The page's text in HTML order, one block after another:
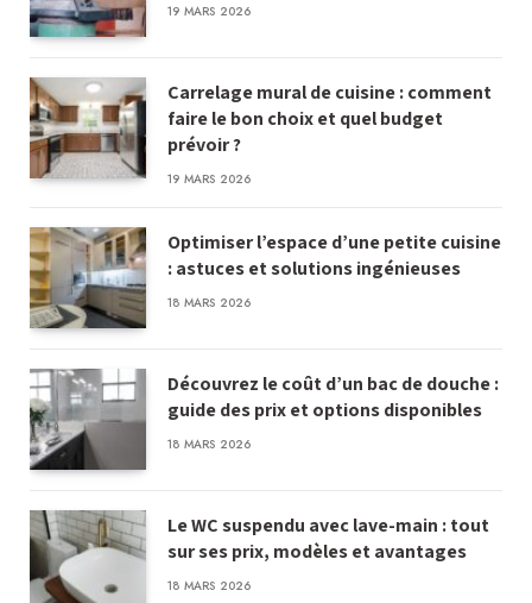
19 MARS 2026
Carrelage mural de cuisine : comment
faire le bon choix et quel budget
prévoir ?
19 MARS 2026
Optimiser l’espace d’une petite cuisine
: astuces et solutions ingénieuses
18 MARS 2026
Découvrez le coût d’un bac de douche :
guide des prix et options disponibles
18 MARS 2026
Le WC suspendu avec lave-main : tout
sur ses prix, modèles et avantages
18 MARS 2026